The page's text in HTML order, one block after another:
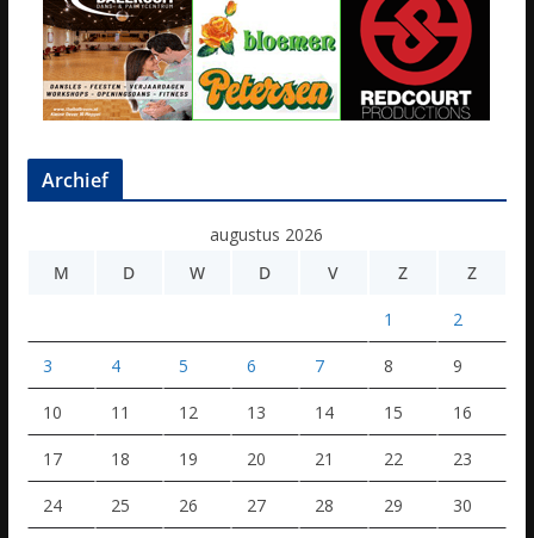
Archief
augustus 2026
M
D W D V Z Z
1 2
3 4 5 6 7 8 9
10 11 12 13 14 15 16
17 18 19 20 21 22 23
24 25 26 27 28 29 30